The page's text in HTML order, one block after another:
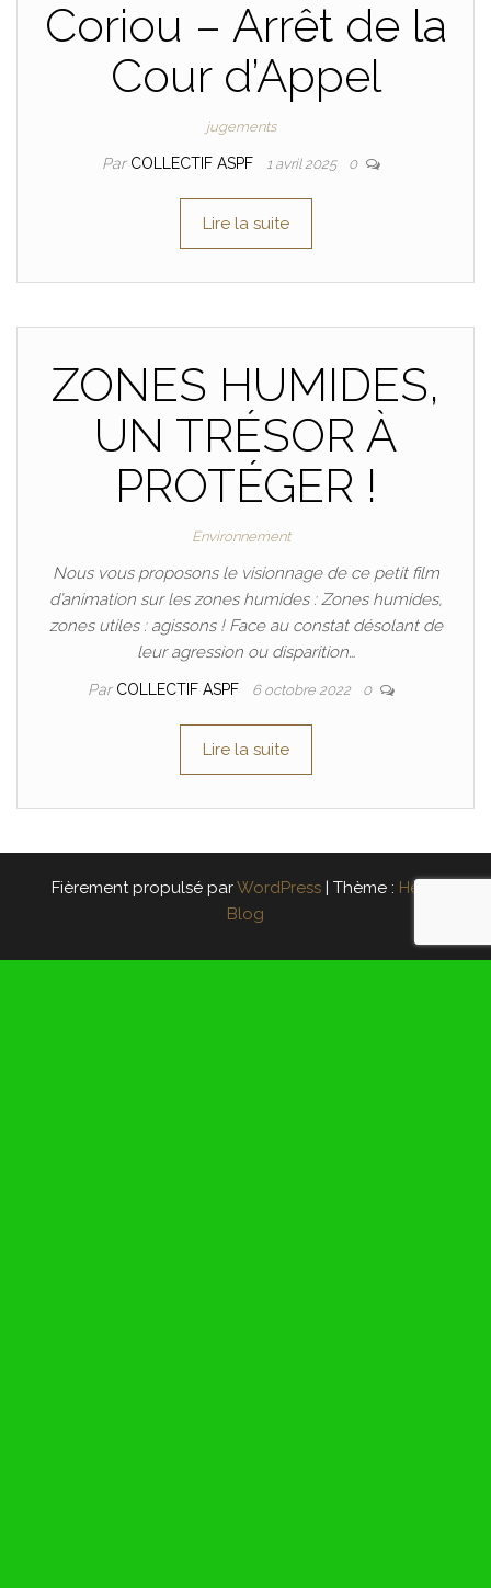
Coriou – Arrêt de la
Cour d’Appel
jugements
Par COLLECTIF ASPF 1 avril 2025 0
Lire la suite
ZONES HUMIDES,
UN TRÉSOR À
PROTÉGER !
Environnement
Nous vous proposons le visionnage de ce petit film
d’animation sur les zones humides : Zones humides,
zones utiles : agissons ! Face au constat désolant de
leur agression ou disparition…
Par COLLECTIF ASPF 6 octobre 2022 0
Lire la suite
Fièrement propulsé parWordPress | Thème : Head
Blog